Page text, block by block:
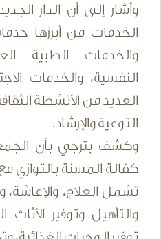
وأشار إلى أن الدار
الخدمات من أبرزها خدمات
والخدمات الطبية
النفسية، والخدمات
العديد من الأنشطة
التوعية والإرشاد.
وكشف بترجي بأن
كفالة المسنة
تشمل العلاج،
والتأهيل وتوفير